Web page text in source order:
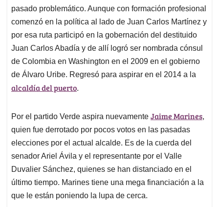
pasado problemático. Aunque con formación profesional
comenzó en la política al lado de Juan Carlos Martínez y
por esa ruta participó en la gobernación del destituido
Juan Carlos Abadía y de allí logró ser nombrada cónsul
de Colombia en Washington en el 2009 en el gobierno
de Álvaro Uribe. Regresó para aspirar en el 2014 a la
alcaldía del puerto.
Por el partido Verde aspira nuevamente Jaime Marines,
quien fue derrotado por pocos votos en las pasadas
elecciones por el actual alcalde. Es de la cuerda del
senador Ariel Ávila y el representante por el Valle
Duvalier Sánchez, quienes se han distanciado en el
último tiempo. Marines tiene una mega financiación a la
que le están poniendo la lupa de cerca.